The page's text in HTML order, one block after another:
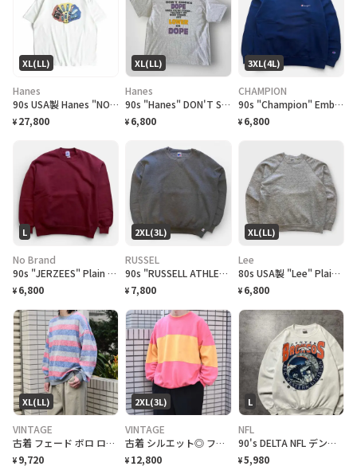
XL(LL)
Hanes
90s USA製 Hanes "NOKIA" T-shirt
¥ 27,800
XL(LL)
Hanes
90s "Hanes" DON'T SMOKE DOPE T-Shirt スモーク Tシャツ [XL]
¥ 6,800
3XL(4L)
CHAMPION
90s "Champion" Embroidered Logo Sweat チャンピオン スウェット[XXXL]
¥ 6,800
L
No Brand
90s "JERZEES" Plain Super Sweat ジャージーズ スーパースウェット [L]
¥ 6,800
2XL(3L)
RUSSEL
90s "RUSSELL ATHLETIC" plain sweat ラッセル アスレチック スウェット [XXL]
¥ 7,800
XL(LL)
Lee
80s USA製 "Lee" Plain Raglan Sweat リー ラグランスウェット [XL]
¥ 6,800
XL(LL)
VINTAGE
古着 フェード ボロ ロンＴ スウェット マルチボーダー ボーダー
¥ 9,720
2XL(3L)
VINTAGE
古着 シルエット◎ フェード ボロ 切り替え スウェット トレーナー ピンク
¥ 12,800
L
NFL
90's DELTA NFL デンバーブロンコス プリント ホワイト スウェット
¥5,980